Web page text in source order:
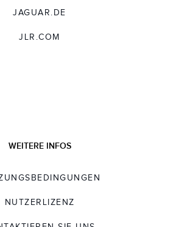
JAGUAR.DE
JLR.COM
WEITERE INFOS
NUTZERLIZENZ